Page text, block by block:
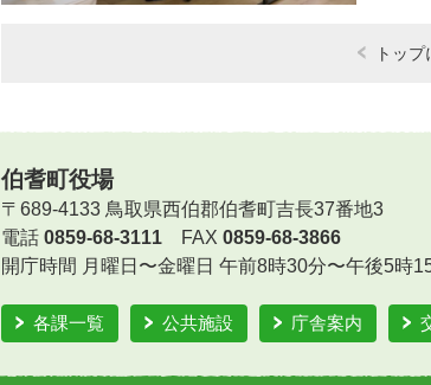
トップ
伯耆町役場
〒689-4133 鳥取県西伯郡伯耆町吉長37番地3
電話 0859-68-3111 FAX 0859-68-3866
開庁時間 月曜日〜金曜日 午前8時30分〜午後5時
各課一覧 公共施設 庁舎案内